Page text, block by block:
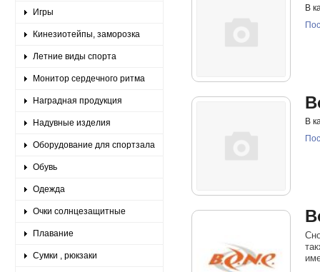
Игры
Кинезиотейпы, заморозка
Летние виды спорта
Монитор сердечного ритма
Наградная продукция
Надувные изделия
Оборудование для спортзала
Обувь
Одежда
Очки солнцезащитные
Плавание
Сумки , рюкзаки
В
В